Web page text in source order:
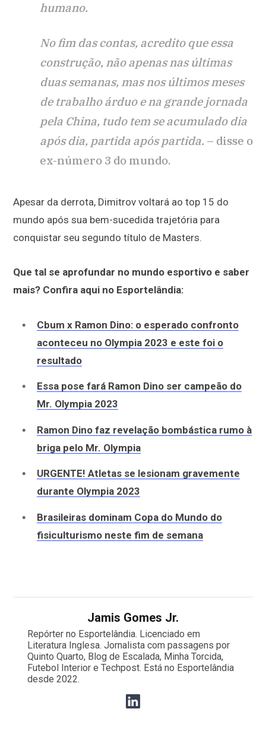
humano.
No fim das contas, acredito que essa
construção, não apenas nas últimas
duas semanas, mas nos últimos meses
de trabalho árduo e na grande jornada
pela China, tudo tem se acumulado dia
após dia, partida após partida. – disse o
ex-número 3 do mundo.
Apesar da derrota, Dimitrov voltará ao top 15 do
mundo após sua bem-sucedida trajetória para
conquistar seu segundo título de Masters.
Que tal se aprofundar no mundo esportivo e saber
mais? Confira aqui no Esportelândia:
Cbum x Ramon Dino: o esperado confronto
aconteceu no Olympia 2023 e este foi o
resultado
Essa pose fará Ramon Dino ser campeão do
Mr. Olympia 2023
Ramon Dino faz revelação bombástica rumo à
briga pelo Mr. Olympia
URGENTE! Atletas se lesionam gravemente
durante Olympia 2023
Brasileiras dominam Copa do Mundo do
fisiculturismo neste fim de semana
Jamis Gomes Jr.
Repórter no Esportelândia. Licenciado em
Literatura Inglesa. Jornalista com passagens por
Quinto Quarto, Blog de Escalada, Minha Torcida,
Futebol Interior e Techpost. Está no Esportelândia
desde 2022.